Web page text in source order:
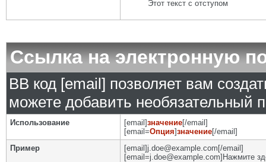
Этот текст с отступом
Ссылка на электронную
BB код [email] позволяет вам
можете добавить необязательный
Использование [email]значение[/email]
[email=Опция]значение[/email]
Пример
[email]j.doe@example.com[/email]
[email=j.doe@example.com]Нажмите